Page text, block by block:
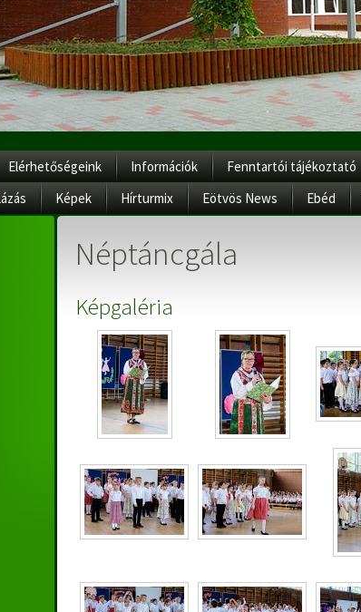
Elérhetőségeink Információk Fenntartói tájékoztató
Képek Hírturmix Eötvös News Ebéd
Néptáncgála
Képgaléria